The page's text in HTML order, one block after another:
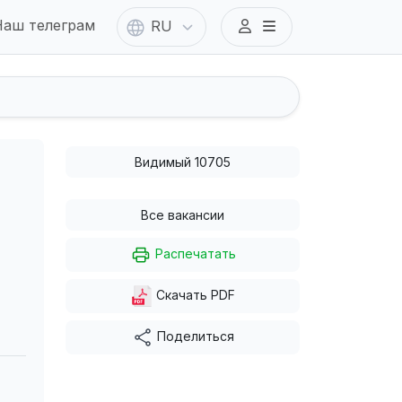
телеграм RU
Видимый 10705
Все вакансии
Распечатать
Скачать PDF
Поделиться